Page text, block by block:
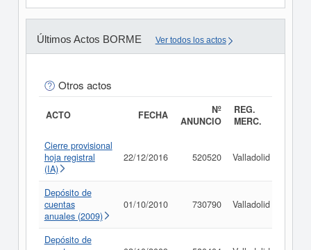
Últimos Actos BORME Ver todos los actos
Otros actos
ACTO FECHA
Nº
ANUNCIO
REG.
MERC.
Cierre provisional
hoja registral
(IA)
22/12/2016 520520 Valladolid
Depósito de
cuentas
anuales (2009)
01/10/2010 730790 Valladolid
Depósito de